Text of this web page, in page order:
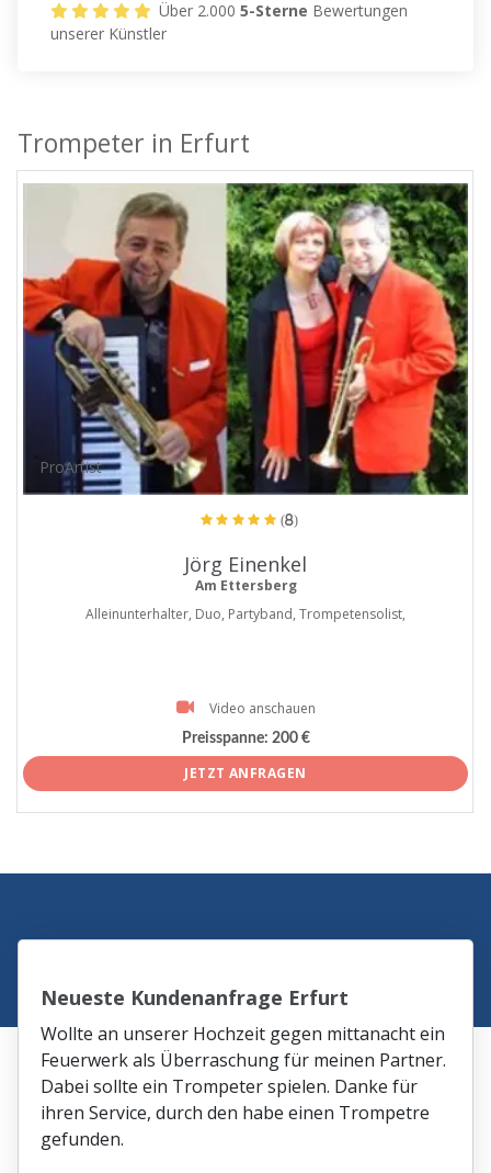
Über 2.0005-Sterne Bewertungen
unserer Künstler
Trompeter in Erfurt
ProArtist
(8)
Jörg Einenkel
Am Ettersberg
Alleinunterhalter, Duo, Partyband, Trompetensolist,
Video anschauen
Preisspanne: 200 €
JETZT ANFRAGEN
Neueste Kundenanfrage Erfurt
Wollte an unserer Hochzeit gegen mittanacht ein
Feuerwerk als Überraschung für meinen Partner.
Dabei sollte ein Trompeter spielen. Danke für
ihren Service, durch den habe einen Trompetre
gefunden.